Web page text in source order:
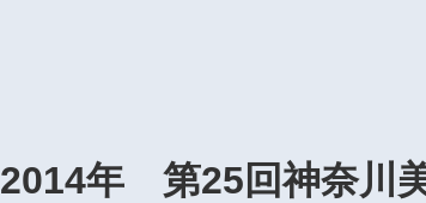
2014年 第25回神奈川